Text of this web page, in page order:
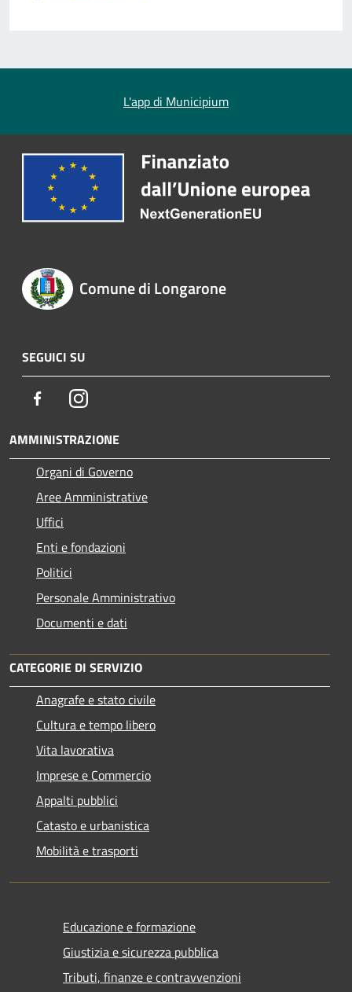
L'app di Municipium
Comune di Longarone
SEGUICI SU
FacebookInstagram
AMMINISTRAZIONE
Organi di Governo
Aree Amministrative
Uffici
Enti e fondazioni
Politici
Personale Amministrativo
Documenti e dati
CATEGORIE DI SERVIZIO
Anagrafe e stato civile
Cultura e tempo libero
Vita lavorativa
Imprese e Commercio
Appalti pubblici
Catasto e urbanistica
Mobilità e trasporti
Educazione e formazione
Giustizia e sicurezza pubblica
Tributi, finanze e contravvenzioni